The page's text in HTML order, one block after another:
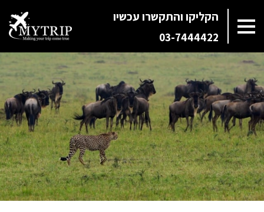
הקליקו והתקשרו עכשיו
03-7444422